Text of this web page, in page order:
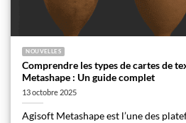
NOUVELLES
Comprendre les types de cartes de
Metashape : Un guide complet
13 octobre 2025
Agisoft Metashape est l’une des